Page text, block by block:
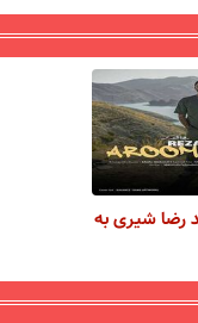
رضا شیری به